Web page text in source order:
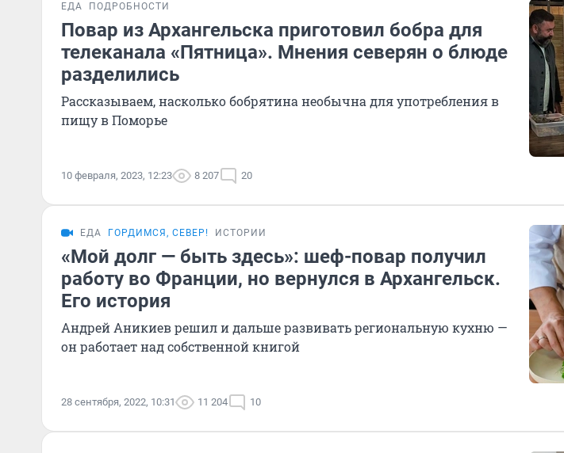
ЕДА ПОДРОБНОСТИ
Повар из Архангельска приготовил бобра для
телеканала «Пятница». Мнения северян о блюде
разделились
Рассказываем, насколько бобрятина необычна для употребления в
пищу в Поморье
10 февраля, 2023, 12:23 8 207 20
ЕДА ГОРДИМСЯ, СЕВЕР! ИСТОРИИ
«Мой долг — быть здесь»: шеф-повар получил
работу во Франции, но вернулся в Архангельск.
Его история
Андрей Аникиев решил и дальше развивать региональную кухню —
он работает над собственной книгой
28 сентября, 2022, 10:31 11 204 10